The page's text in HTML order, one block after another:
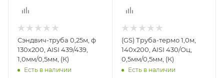
Материал
Нержавеющая
сталь
Производитель
УМК
Сэндвич-труба 0,25м, ф
130х200, AISI 439/439,
1,0мм/0,5мм, (К)
Есть в наличии
Материал
Нержавеющая
сталь
Производитель
Гефест-Сталь
(GS) Труба-термо 1,0м,
140х200, AISI 430/Оц,
0,5мм/0,5мм, (К)
Есть в наличии